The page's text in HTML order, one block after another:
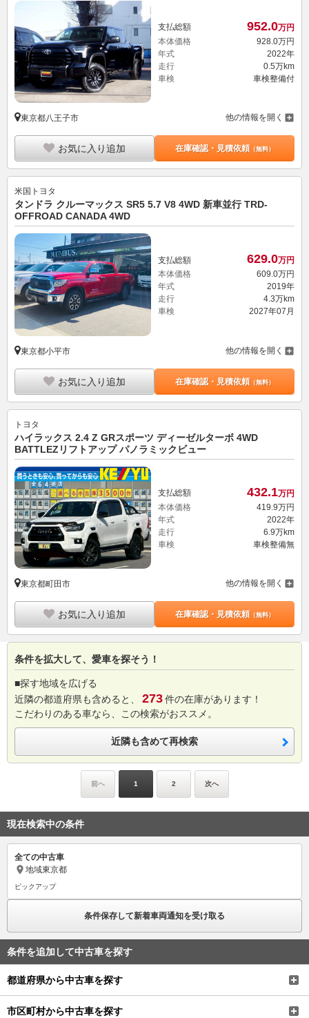
支払総額 952.0万円
本体価格
928. 0万円
年式
2022年
走行
0.5万km
車検
車検整備付
東京都八王子市 他の情報を開く
お気に入り追加 在庫確認・見積依頼（無料）
米国トヨタ
タンドラ クルーマックス SR5 5.7 V8 4WD 新車並行 TRD-
OFFROAD CANADA 4WD
支払総額 629.0万円
本体価格
609.0万円
年式
2019年
走行
4.3万km
車検
2027年07月
東京都小平市 他の情報を開く
お気に入り追加 在庫確認・見積依頼（無料）
トヨタ
ハイラックス 2.4 Z GRスポーツ ディーゼルターボ 4WD
BATTLEZリフトアップ パノラミックビュー
支払総額 432.1万円
本体価格
419. 9万円
年式
2022年
走行
6.9万km
車検
車検整備無
東京都町田市 他の情報を開く
お気に入り追加 在庫確認・見積依頼（無料）
条件を拡大して、愛車を探そう！
■探す地域を広げる
近隣の都道府県も含めると、
273件の在庫があります！
こだわりのある車なら、この検索がおススメ。
近隣も含めて再検索
前へ 1 2 次へ
現在検索中の条件
全ての中古車
地域東京都
ピックアップ
条件保存して新着車両通知を受け取る
条件を追加して中古車を探す
都道府県から中古車を探す
市区町村から中古車を探す